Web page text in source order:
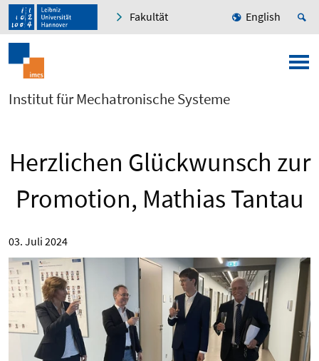
Fakultät English
Institut für Mechatronische Systeme
Herzlichen Glückwunsch zur
Promotion, Mathias Tantau
03. Juli 2024